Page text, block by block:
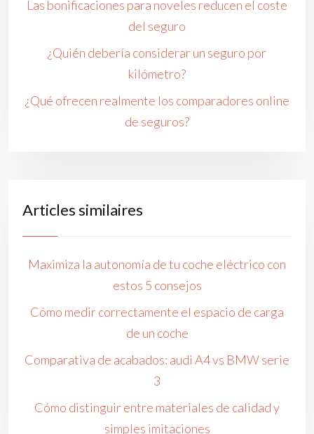
Las bonificaciones para noveles reducen el coste
del seguro
¿Quién debería considerar un seguro por
kilómetro?
¿Qué ofrecen realmente los comparadores online
de seguros?
Articles similaires
Maximiza la autonomía de tu coche eléctrico con
estos 5 consejos
Cómo medir correctamente el espacio de carga
de un coche
Comparativa de acabados: audi A4 vs BMW serie
3
Cómo distinguir entre materiales de calidad y
simples imitaciones